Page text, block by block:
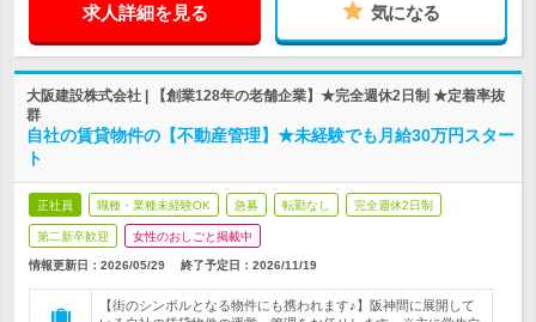
求人詳細を見る 気になる
大阪建設株式会社 | 【創業128年の老舗企業】★完全週休2日制 ★定着率抜
群
自社の賃貸物件の【不動産管理】★未経験でも月給30万円スター
ト
正社員 職種・業種未経験OK 急募 転勤なし 完全週休2日制
第二新卒歓迎 女性のおしごと掲載中
情報更新日：2026/05/29 終了予定日： 2026/11/19
【街のシンボルとなる物件にも携われます♪】阪神間に展開して